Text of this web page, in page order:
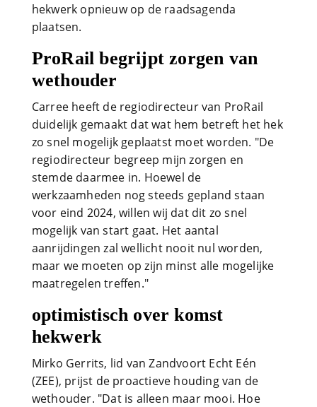
hekwerk opnieuw op de raadsagenda
plaatsen.
ProRail begrijpt zorgen van
wethouder
Carree heeft de regiodirecteur van ProRail
duidelijk gemaakt dat wat hem betreft het hek
zo snel mogelijk geplaatst moet worden. "De
regiodirecteur begreep mijn zorgen en
stemde daarmee in. Hoewel de
werkzaamheden nog steeds gepland staan
voor eind 2024, willen wij dat dit zo snel
mogelijk van start gaat. Het aantal
aanrijdingen zal wellicht nooit nul worden,
maar we moeten op zijn minst alle mogelijke
maatregelen treffen."
optimistisch over komst
hekwerk
Mirko Gerrits, lid van Zandvoort Echt Eén
(ZEE), prijst de proactieve houding van de
wethouder. "Dat is alleen maar mooi. Hoe